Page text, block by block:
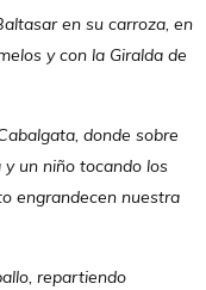
en su carroza, en
y con la Giralda de
donde sobre
un niño tocando los
engrandecen nuestra
repartiendo